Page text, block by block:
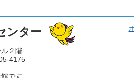
ンター
２階
4175
です